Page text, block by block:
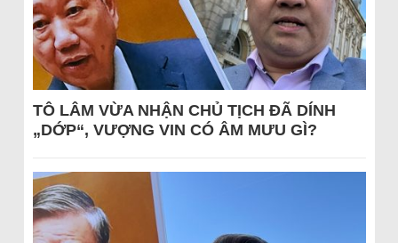
TÔ LÂM VỪA NHẬN CHỦ TỊCH ĐÃ DÍNH
„DỚP“, VƯỢNG VIN CÓ ÂM MƯU GÌ?